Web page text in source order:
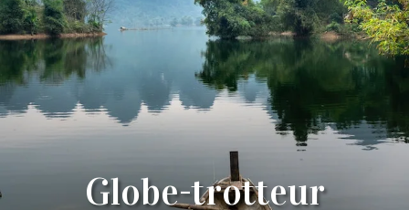
Globe-trotteur